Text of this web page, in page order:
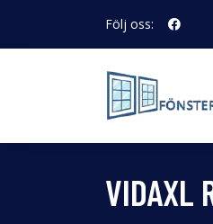
Följ oss:
VIDAXL